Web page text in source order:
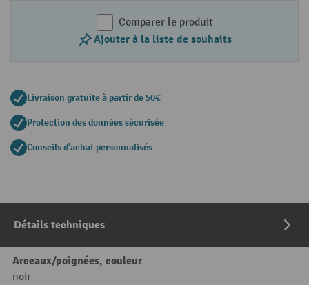
Comparer le produit
Ajouter à la liste de souhaits
Livraison gratuite à partir de 50€
Protection des données sécurisée
Conseils d'achat personnalisés
Détails techniques
Arceaux/poignées, couleur
noir